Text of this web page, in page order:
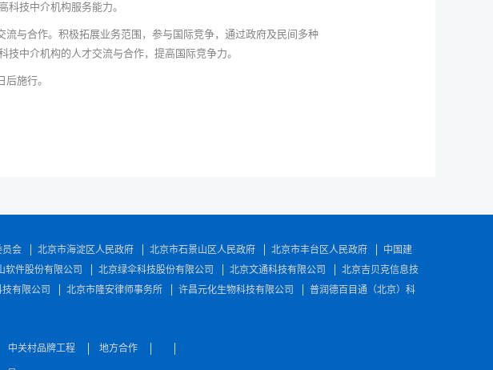
科技中介机构服务能力。
流与合作。积极拓展业务范围，参与国际竞争，通过政府及民间多种
技中介机构的人才交流与合作，提高国际竞争力。
施行。
员会 北京市海淀区人民政府 北京市石景山区人民政府 北京市丰台区人民政府
中国建
软件股份有限公司 北京绿伞科技股份有限公司 北京文通科技有限公司
北京吉贝克信息技
有限公司 北京市隆安律师事务所 许昌元化生物科技有限公司
普润德百目通（北京）科
中关村品牌工程 地方合作